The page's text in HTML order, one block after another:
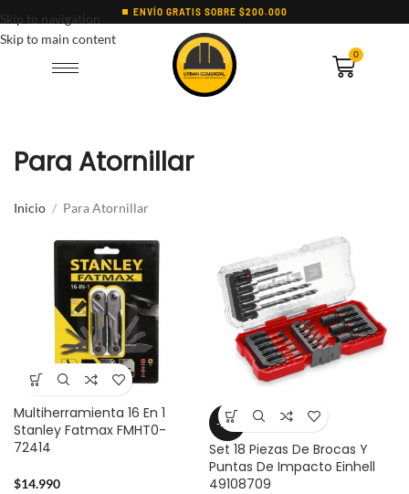
Skip to navigation
Skip to main content
ENVÍO GRATIS SOBRE $200.000
0
Para Atornillar
Inicio Para Atornillar
Multiherramienta 16 En 1
Stanley Fatmax FMHT0-
72414
$14.990
-24%
Set 18 Piezas De Brocas Y
Puntas De Impacto Einhell
49108709